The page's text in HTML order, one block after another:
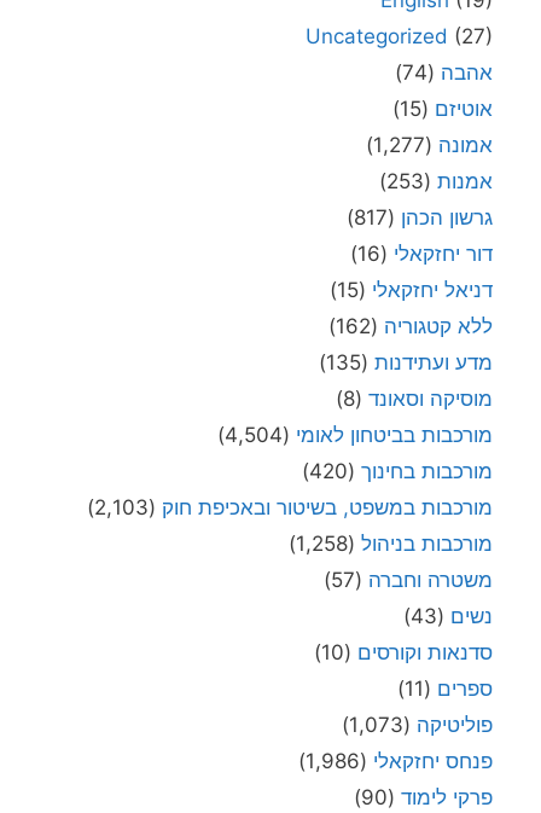
Uncategorized (27)
אהבה (74)
אוטיזם (15)
אמונה (1,277)
אמנות (253)
גרשון הכהן (817)
דור יחזקאלי (16)
דניאל יחזקאלי (15)
ללא קטגוריה (162)
מדע ועתידנות (135)
מוסיקה וסאונד (8)
מורכבות בביטחון לאומי (4,504)
מורכבות בחינוך (420)
מורכבות במשפט, בשיטור ובאכיפת חוק (2,103)
מורכבות בניהול (1,258)
משטרה וחברה (57)
נשים (43)
סדנאות וקורסים (10)
ספרים (11)
פוליטיקה (1,073)
פנחס יחזקאלי (1,986)
פרקי לימוד (90)